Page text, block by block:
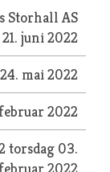
Storhall AS
juni 2022
mai 2022
2022
torsdag 03.